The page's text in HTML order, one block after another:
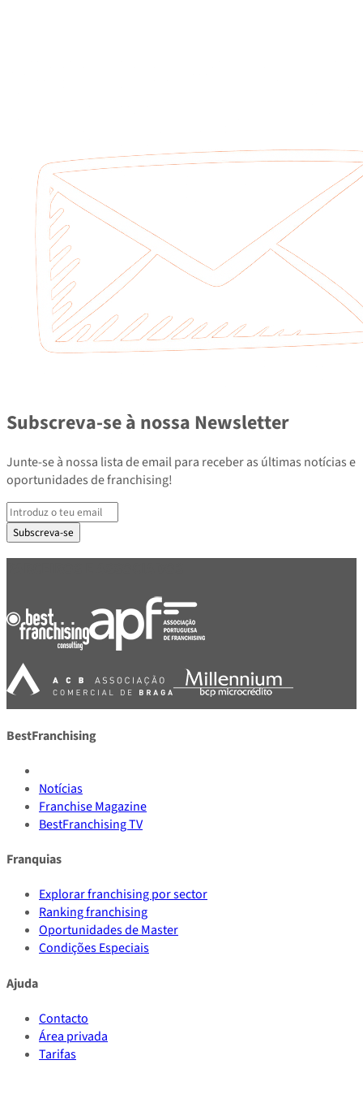
Subscreva-se à nossa Newsletter
Junte-se à nossa lista de email para receber as últimas notícias e
oportunidades de franchising!
Subscreva-se
BestFranchising
Notícias
Franchise Magazine
BestFranchising TV
Franquias
Explorar franchising por sector
Ranking franchising
Oportunidades de Master
Condições Especiais
Ajuda
Contacto
Área privada
Tarifas